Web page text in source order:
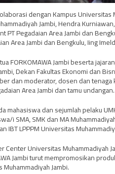
dengan Kampus Universitas
Jambi, Hendra
Pegadaian Area Jambi dan
Area Jambi dan Bengkulu, Iing
FORKOMAWA Jambi beserta
Dekan Fakultas Ekonomi dan
dan moderator, dosen dan
Area Jambi dan tamu undangan.
mahasiswa dan sejumlah pelaku
i SMA, SMK dan MA
IBT LPPPM Universitas
Center Universitas Muhammadiyah
Jambi turut mempromosikan
Jambi.